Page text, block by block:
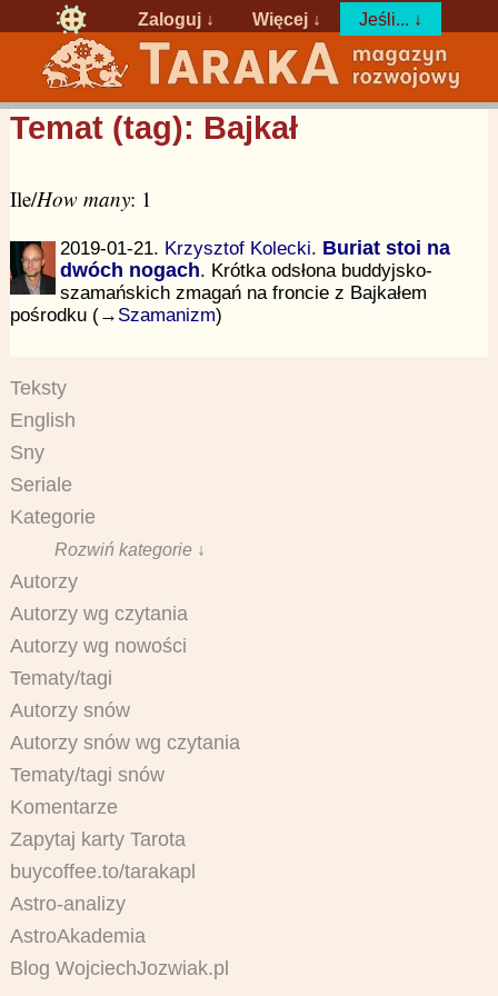
Zaloguj ↓ Więcej ↓ Jeśli... ↓
Temat (tag): Bajkał
Ile/How many: 1
2019-01-21. Krzysztof Kolecki. Buriat stoi na
dwóch nogach. Krótka odsłona buddyjsko-
szamańskich zmagań na froncie z Bajkałem
pośrodku (→ Szamanizm)
Teksty
English
Sny
Seriale
Kategorie
Rozwiń kategorie ↓
Autorzy
Autorzy wg czytania
Autorzy wg nowości
Tematy/tagi
Autorzy snów
Autorzy snów wg czytania
Tematy/tagi snów
Komentarze
Zapytaj karty Tarota
buycoffee.to/tarakapl
Astro-analizy
AstroAkademia
Blog WojciechJozwiak.pl